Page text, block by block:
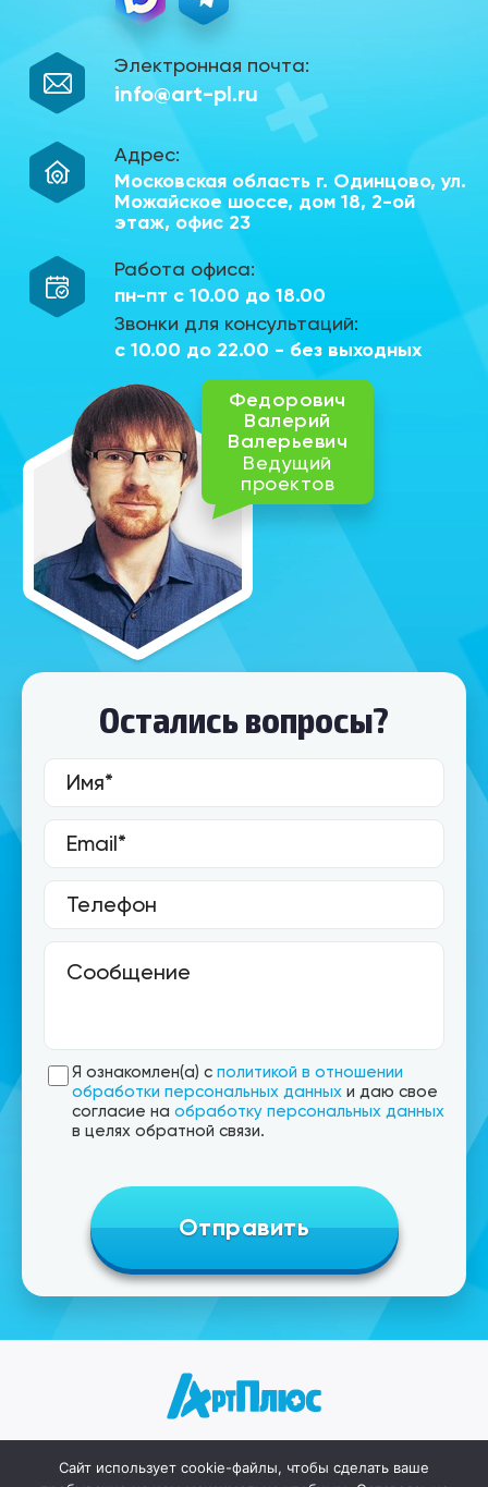
Электронная почта:
info@art-pl.ru
Адрес:
Московская область г. Одинцово, ул.
Можайское шоссе, дом 18, 2-ой
этаж, офис 23
Работа офиса:
пн-пт с 10.00 до 18.00
Звонки для консультаций:
с 10.00 до 22.00 - без выходных
Федорович
Валерий
Валерьевич
Ведущий
проектов
Остались вопросы?
Я ознакомлен(а) с политикой в отношении
обработки персональных данных и даю свое
согласие на обработку персональных данных
в целях обратной связи.
Главная Цены Работы Контакты
Сайт использует cookie-файлы, чтобы сделать ваше